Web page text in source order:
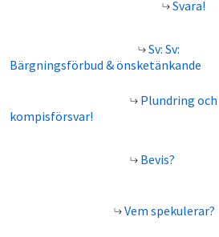
Svara!
Sv: Sv:
Bärgningsförbud & önsketänkande
Plundring och
kompisförsvar!
Bevis?
Vem spekulerar?